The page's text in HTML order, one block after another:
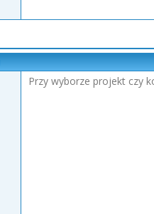
Przy wyborze projekt czy